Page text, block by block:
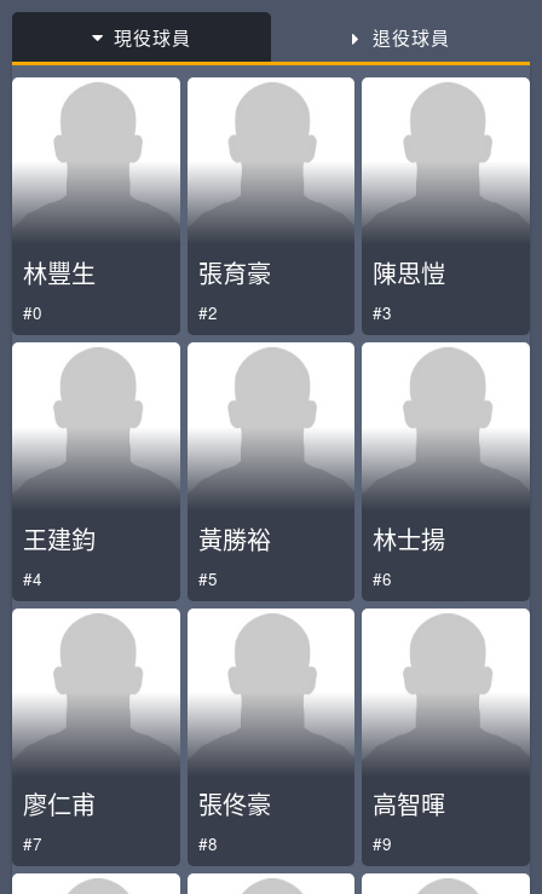
現役球員 退役球員
林豐生
#0
張育豪
#2
陳思愷
#3
王建鈞
#4
黃勝裕
#5
林士揚
#6
廖仁甫
#7
張佟豪
#8
高智暉
#9